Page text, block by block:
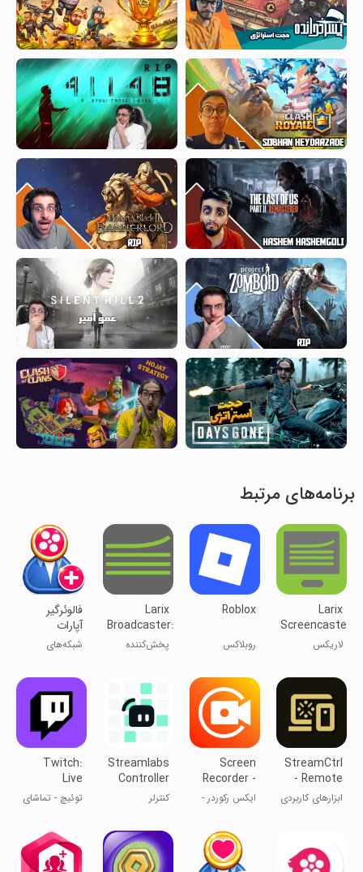
برنامه‌های مرتبط
Larix
Screencaster
لاریکس
Roblox
روبلاکس
Larix
Broadcaster:
Live
Stream
پخش‌کننده
‏‏فالوئرگیر
آپارات
شبکه‌های
StreamCtrl
- Remote
for OBS
ابزارهای کاربردی
Screen
Recorder -
XRecorder
ایکس رکوردر -
صفحه‌ی گوشی
Streamlabs
Controller
کنترلر
Twitch:
Live
Streaming
توئیچ - تماشای